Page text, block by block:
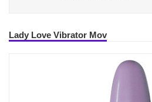
Lady Love Vibrator Mov